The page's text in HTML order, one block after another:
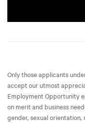
Only those applicants
accept our utmost
Employment Opportunity
on merit and business
gender, sexual